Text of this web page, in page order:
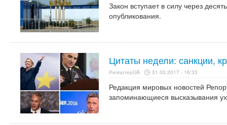
Закон вступает в силу через
опубликования.
Цитаты недели: санкции,
РепортерUA 31.03.2017 - 16:33
Редакция мировых новостей
запоминающиеся высказывания